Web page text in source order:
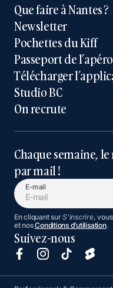
Que faire à Nantes ?
Newsletter
Pochettes du Kiff
Passeport de l’apéro
Télécharger
Studio BC
On recrute
Chaque semaine,
par mail !
E-mail
En cliquant surS'inscrire,
et nosConditions d’utilisation.
Suivez-nous